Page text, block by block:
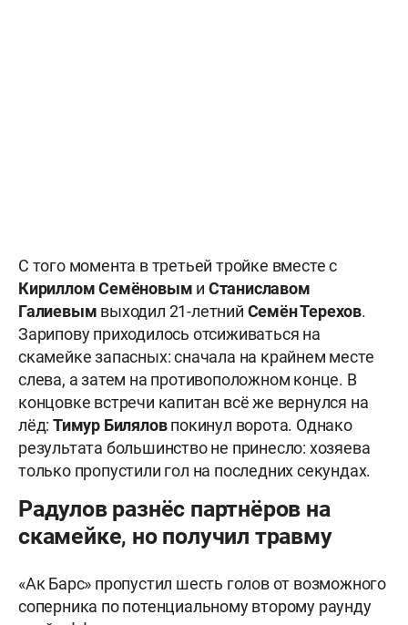
С того момента в третьей тройке вместе с
Кириллом Семёновым и Станиславом
Галиевым выходил 21-летний Семён Терехов.
Зарипову приходилось отсиживаться на
скамейке запасных: сначала на крайнем месте
слева, а затем на противоположном конце. В
концовке встречи капитан всё же вернулся на
лёд: Тимур Биляловпокинул ворота. Однако
результата большинство не принесло: хозяева
только пропустили гол на последних секундах.
Радулов разнёс партнёров на
скамейке, но получил травму
«Ак Барс» пропустил шесть голов от возможного
соперника по потенциальному второму раунду